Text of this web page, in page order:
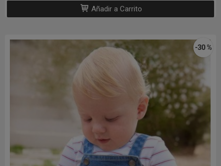
Añadir a Carrito
-30 %